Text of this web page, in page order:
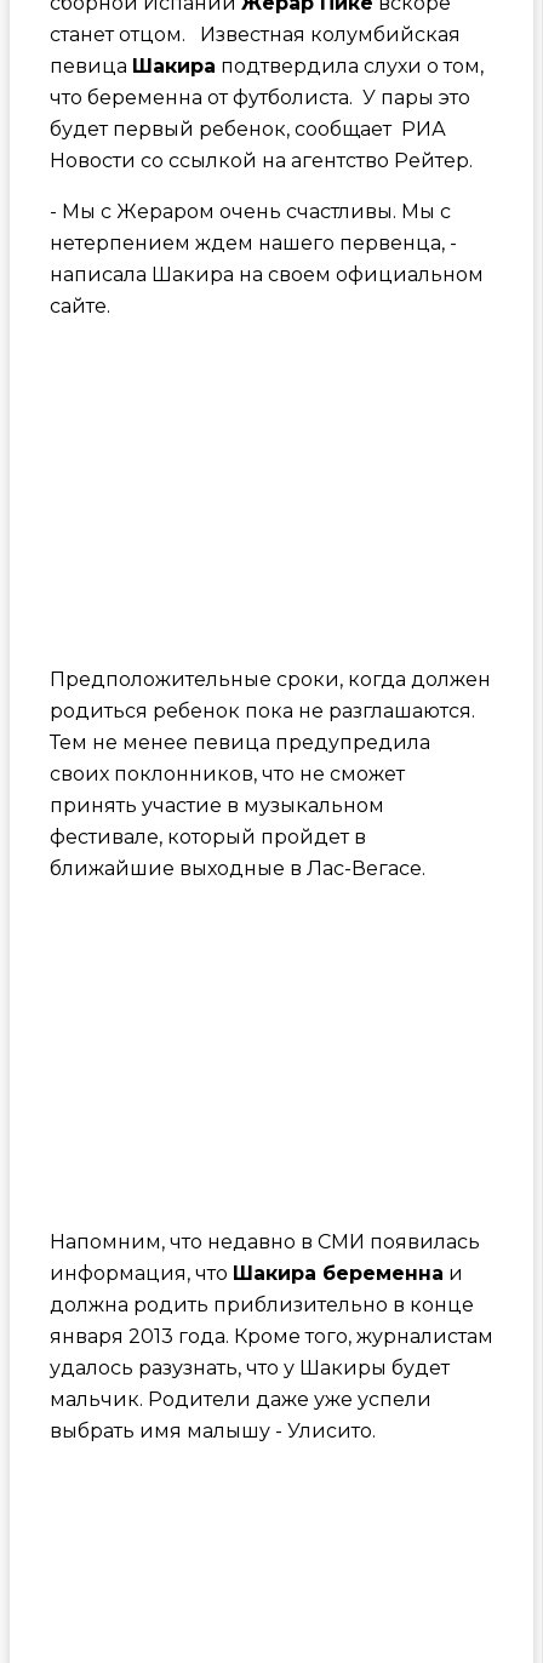
станет отцом. Известная колумбийская
певица Шакира подтвердила слухи о том,
что беременна от футболиста. У пары это
будет первый ребенок, сообщает РИА
Новости со ссылкой на агентство Рейтер.
- Мы с Жераром очень счастливы. Мы с
нетерпением ждем нашего первенца, -
написала Шакира на своем официальном
сайте.
Предположительные сроки, когда должен
родиться ребенок пока не разглашаются.
Тем не менее певица предупредила
своих поклонников, что не сможет
принять участие в музыкальном
фестивале, который пройдет в
ближайшие выходные в Лас-Вегасе.
Напомним, что недавно в СМИ появилась
информация, что Шакира беременна и
должна родить приблизительно в конце
января 2013 года. Кроме того, журналистам
удалось разузнать, что у Шакиры будет
мальчик. Родители даже уже успели
выбрать имя малышу - Улисито.